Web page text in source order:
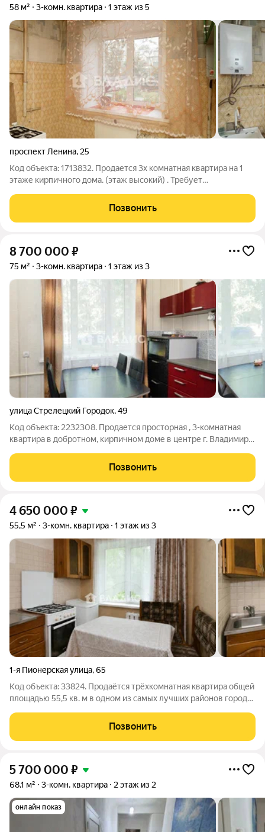
58 м² 3-комн. квартира 1 этаж из 5
проспект Ленина, 25
Код объекта: 1713832. Продается 3х комнатная квартира на 1
этаже кирпичного дома. (этаж высокий) . Требует
расположение дома, вся инфраструктура в шаговой
доступности, рядом супермаркеты, кинотеатр
Позвонить
8 700 000 ₽
75 м² 3-комн. квартира 1 этаж из 3
улица Стрелецкий Городок,49
Код объекта: 2232308. Продается просторная , 3-комнатная
квартира в добротном, кирпичном доме в центре г. Владимира
площадке две квартиры, приличные соседи. Большие ,светлые
окна на разные
Позвонить
4 650 000 ₽
55,5 м² 3-комн. квартира 1 этаж из 3
1-я Пионерская улица,65
Код объекта: 33824. Продаётся трёхкомнатная квартира общей
площадью 55,5 кв. м в одном из самых лучших районов города
площадь 36,7 кв. м, с тремя раздельными комнатами (13,7 +
12,3 + 10,7 кв. м).
Позвонить
5 700 000 ₽
68,1 м² 3-комн. квартира 2 этаж из 2
онлайн показ